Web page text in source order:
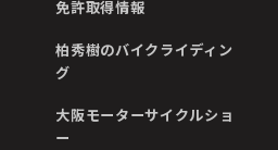
免許取得情報
柏秀樹のバイクライディン
グ
大阪モーターサイクルショ
ー